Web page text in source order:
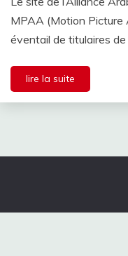
MPAA (Motion Picture
éventail de titulaires de
lire la suite